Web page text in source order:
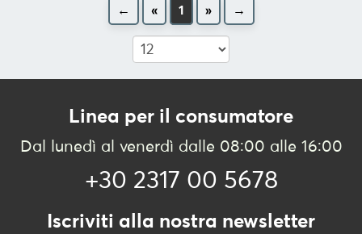
← « 1 » →
Linea per il consumatore
Dal lunedì al venerdì dalle 08:00 alle 16:00
+30 2317 00 5678
Iscriviti alla nostra newsletter